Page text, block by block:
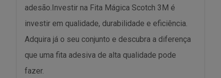
adesão.Investir na Fita Mágica Scotch 3M é
investir em qualidade, durabilidade e eficiência.
Adquira já o seu conjunto e descubra a diferença
que uma fita adesiva de alta qualidade pode
fazer.